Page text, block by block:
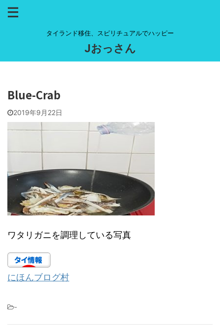
タイランド移住、スピリチュアルでハッピー
Jおっさん
Blue-Crab
2019年9月22日
ワタリガニを調理している写真
にほんブログ村
-